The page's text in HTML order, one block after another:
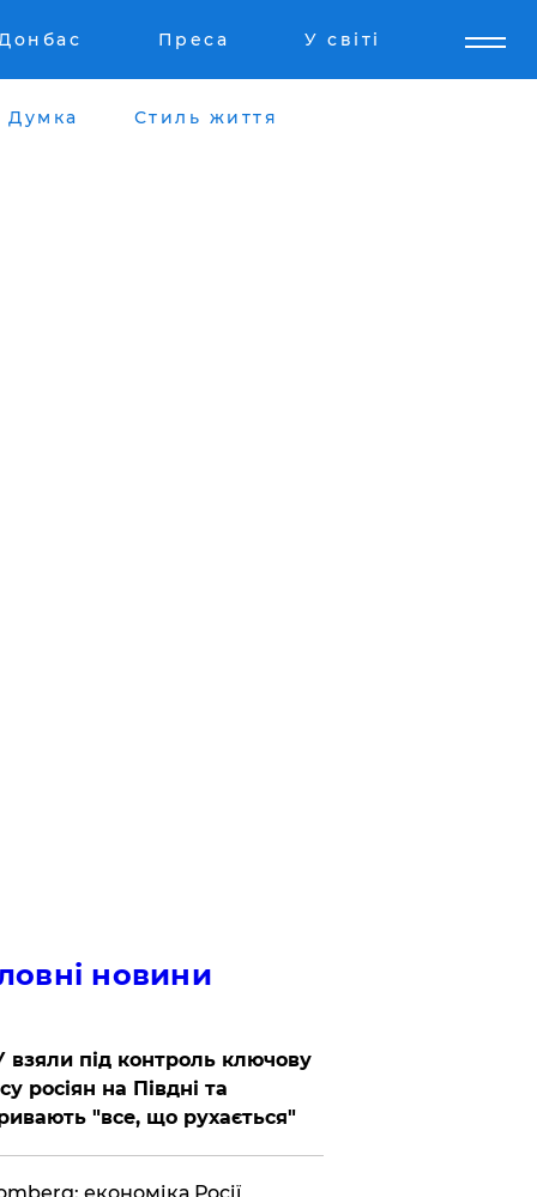
Преса У світі
Думка Стиль життя
новини
взяли під контроль ключову
росіян на Півдні та
"все, що рухається"